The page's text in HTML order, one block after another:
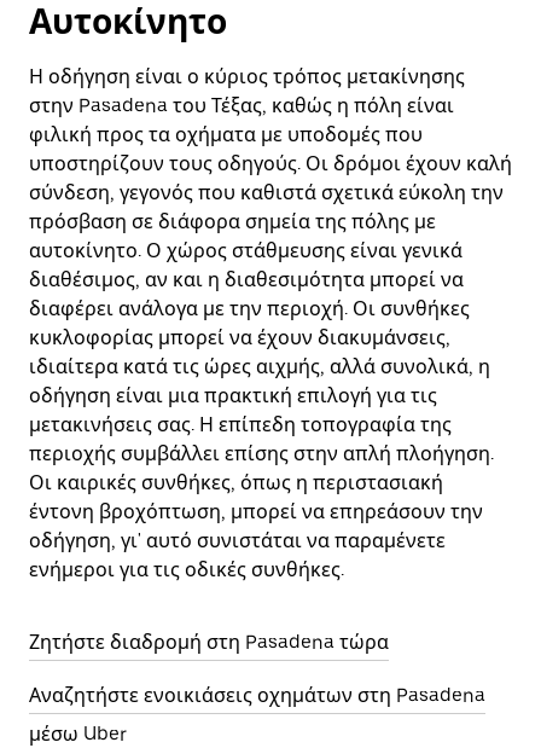
Αυτοκίνητο
Η οδήγηση είναι ο κύριος τρόπος μετακίνησης
στην Pasadena του Τέξας, καθώς η πόλη είναι
φιλική προς τα οχήματα με υποδομές που
υποστηρίζουν τους οδηγούς. Οι δρόμοι έχουν καλή
σύνδεση, γεγονός που καθιστά σχετικά εύκολη την
πρόσβαση σε διάφορα σημεία της πόλης με
αυτοκίνητο. Ο χώρος στάθμευσης είναι γενικά
διαθέσιμος, αν και η διαθεσιμότητα μπορεί να
διαφέρει ανάλογα με την περιοχή. Οι συνθήκες
κυκλοφορίας μπορεί να έχουν διακυμάνσεις,
ιδιαίτερα κατά τις ώρες αιχμής, αλλά συνολικά, η
οδήγηση είναι μια πρακτική επιλογή για τις
μετακινήσεις σας. Η επίπεδη τοπογραφία της
περιοχής συμβάλλει επίσης στην απλή πλοήγηση.
Οι καιρικές συνθήκες, όπως η περιστασιακή
έντονη βροχόπτωση, μπορεί να επηρεάσουν την
οδήγηση, γι' αυτό συνιστάται να παραμένετε
ενήμεροι για τις οδικές συνθήκες.
Ζητήστε διαδρομή στη Pasadena τώρα
Αναζητήστε ενοικιάσεις οχημάτων στη Pasadena
μέσω Uber